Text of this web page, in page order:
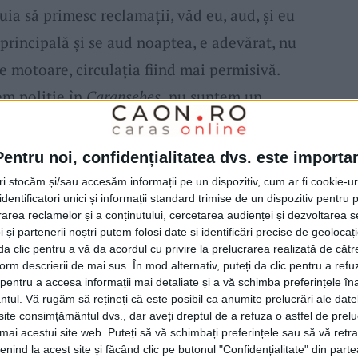
noi, confidențialitatea dvs. este
stocăm și/sau accesăm informații pe un dispozitiv, cum ar fi cookie-
unici și informații standard trimise de un dispozitiv pentru
reclamelor și a conținutului, cercetarea audienței și dezvoltarea
și partenerii noștri putem folosi date și identificări precise de
clic pentru a vă da acordul cu privire la prelucrarea realizată de
descrierii de mai sus. În mod alternativ, puteți da clic pentru a
a accesa informații mai detaliate și a vă schimba preferințele
Vă rugăm să rețineți că este posibil ca anumite prelucrări ale
consimțământul dvs., dar aveți dreptul de a refuza o astfel de
acestui site web. Puteți să vă schimbați preferințele sau să vă
la acest site și făcând clic pe butonul "Confidențialitate" din
să primesc reclamații, văd eu, aud, și eu
și se aud noaptea, e adevărat, nu
motoare, circulația fiind mai permisivă.
poliție înCaransebeș,nu suntem un
de acțiuni. Și am văzut că atunci
nimic. Nu știu, poate o organizare mai
și din partea Poliției Rutiere. Sunt și
număr în tot orașul, 13 cu focalizare pe
chiar toată arteraArdealului,care i-au
a explicatprimarul Caransebeșului.
tulburarea liniștii nocturne, ci și
dimineață, ceea ce l-a făcut pe